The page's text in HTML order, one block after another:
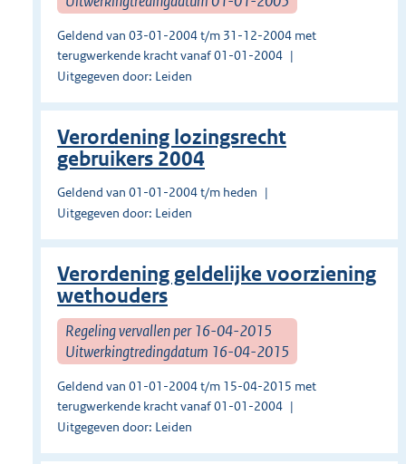
Geldend van 03-01-2004 t/m 31-12-2004 met
terugwerkende kracht vanaf 01-01-2004
Uitgegeven door: Leiden
Verordening lozingsrecht
gebruikers 2004
Geldend van 01-01-2004 t/m heden
Uitgegeven door: Leiden
Verordening geldelijke voorziening
wethouders
Regeling vervallen per 16-04-2015
Uitwerkingtredingdatum 16-04-2015
Geldend van 01-01-2004 t/m 15-04-2015 met
terugwerkende kracht vanaf 01-01-2004
Uitgegeven door: Leiden